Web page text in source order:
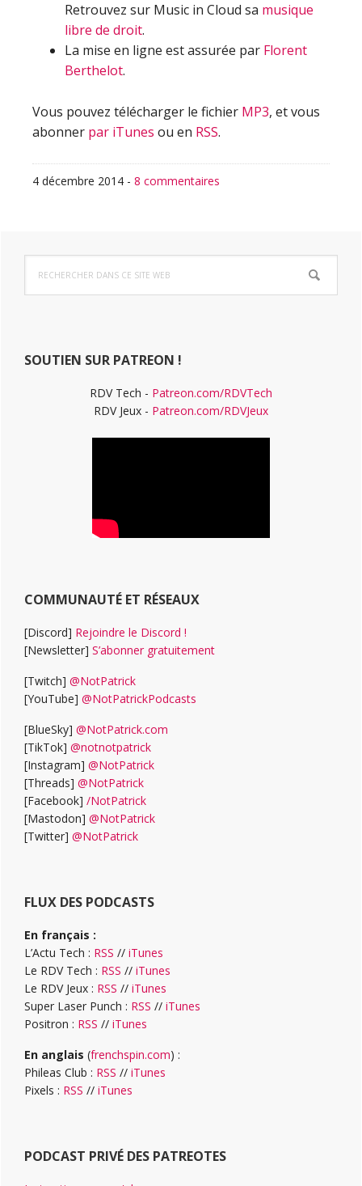
Retrouvez sur Music in Cloud sa musique
libre de droit.
La mise en ligne est assurée par Florent
Berthelot.
Vous pouvez télécharger le fichier MP3, et vous
abonner par iTunes ou en RSS.
4 décembre 2014 - 8 commentaires
Barre
latérale
dans
ce
SOUTIEN SUR PATREON !
RDV Tech - Patreon.com/RDVTech
RDV Jeux - Patreon.com/RDVJeux
COMMUNAUTÉ ET RÉSEAUX
[Discord] Rejoindre le Discord !
[Newsletter] S’abonner gratuitement
[Twitch] @NotPatrick
[YouTube] @NotPatrickPodcasts
[BlueSky] @NotPatrick.com
[TikTok] @notnotpatrick
[Instagram] @NotPatrick
[Threads] @NotPatrick
[Facebook] /NotPatrick
[Mastodon] @NotPatrick
[Twitter] @NotPatrick
FLUX DES PODCASTS
En français :
L’Actu Tech : RSS // iTunes
Le RDV Tech : RSS // iTunes
Le RDV Jeux : RSS // iTunes
Super Laser Punch : RSS // iTunes
Positron : RSS // iTunes
En anglais (frenchspin.com) :
Phileas Club : RSS // iTunes
Pixels : RSS // iTunes
PODCAST PRIVÉ DES PATREOTES